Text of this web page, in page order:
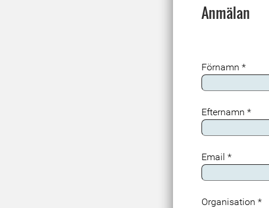
Anmälan
Förnamn *
Efternamn *
Email *
Organisation *